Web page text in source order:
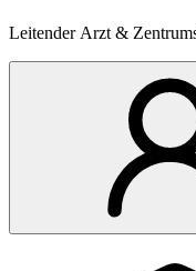
Leitender Arzt &